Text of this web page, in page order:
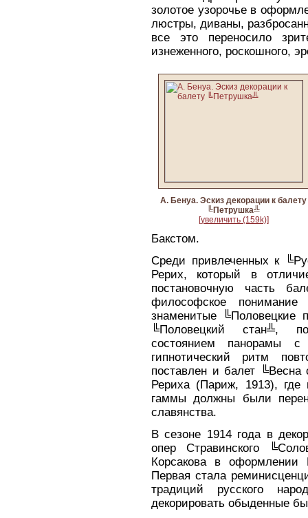
золотое узорочье в
люстры, диваны,
все это переносило
изнеженного, роскошного,
А. Бенуа. Эскиз декорации к балету
╚Петрушка╩
[увеличить (159k)]
Бакстом.
Среди привлеченных к
Рерих, который в
постановочную часть
философское понимание
знаменитые ╚Половецкие
╚Половецкий стан╩,
состоянием панорамы
гипнотический ритм
поставлен и балет ╚Весна
Рериха (Париж, 1913), где
гаммы должны были
славянства.
В сезоне 1914 года в
опер Стравинского
Корсакова в
Первая стала
традиций русского
декорировать обыденные